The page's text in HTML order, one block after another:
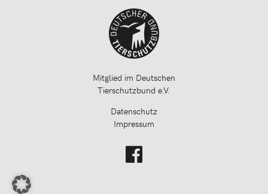
Mitglied im Deutschen
Tierschutzbund e.V.
Datenschutz
Impressum